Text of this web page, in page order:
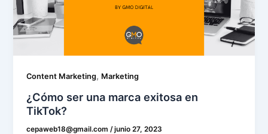
Content Marketing, Marketing
¿Cómo ser una marca exitosa en
TikTok?
cepaweb18@gmail.com /junio 27, 2023